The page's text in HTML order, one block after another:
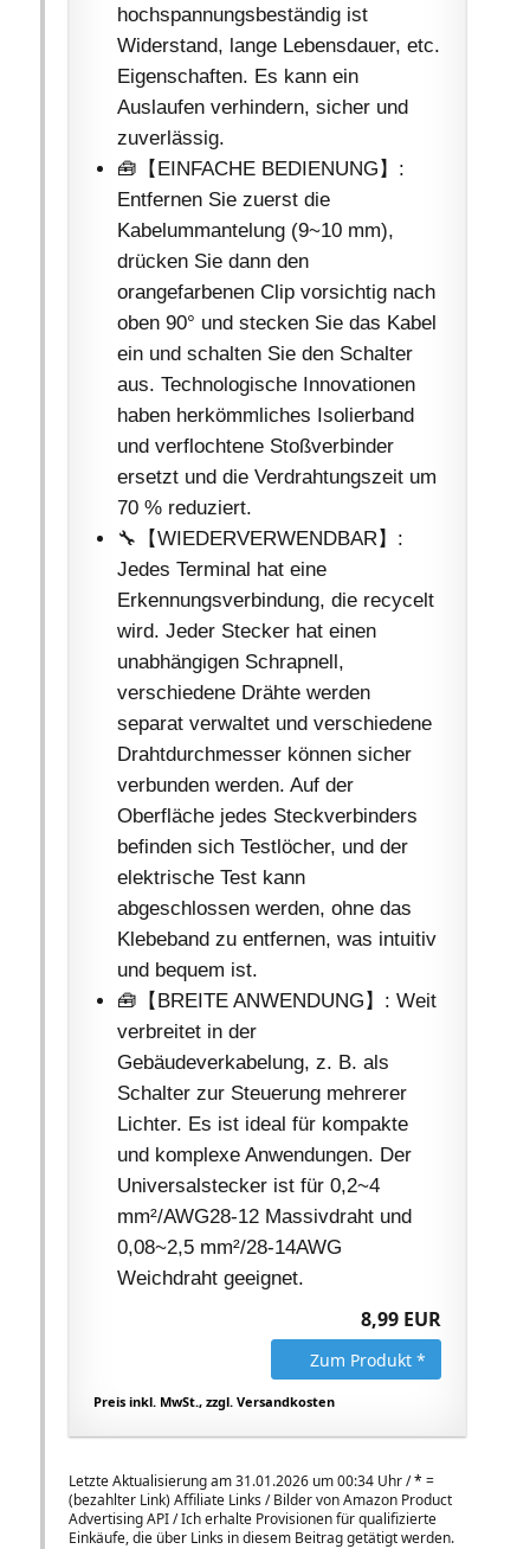
hochspannungsbeständig ist
Widerstand, lange Lebensdauer, etc.
Eigenschaften. Es kann ein
Auslaufen verhindern, sicher und
zuverlässig.
🧰【EINFACHE BEDIENUNG】:
Entfernen Sie zuerst die
Kabelummantelung (9~10 mm),
drücken Sie dann den
orangefarbenen Clip vorsichtig nach
oben 90° und stecken Sie das Kabel
ein und schalten Sie den Schalter
aus. Technologische Innovationen
haben herkömmliches Isolierband
und verflochtene Stoßverbinder
ersetzt und die Verdrahtungszeit um
70 % reduziert.
🔧【WIEDERVERWENDBAR】:
Jedes Terminal hat eine
Erkennungsverbindung, die recycelt
wird. Jeder Stecker hat einen
unabhängigen Schrapnell,
verschiedene Drähte werden
separat verwaltet und verschiedene
Drahtdurchmesser können sicher
verbunden werden. Auf der
Oberfläche jedes Steckverbinders
befinden sich Testlöcher, und der
elektrische Test kann
abgeschlossen werden, ohne das
Klebeband zu entfernen, was intuitiv
und bequem ist.
🧰【BREITE ANWENDUNG】: Weit
verbreitet in der
Gebäudeverkabelung, z. B. als
Schalter zur Steuerung mehrerer
Lichter. Es ist ideal für kompakte
und komplexe Anwendungen. Der
Universalstecker ist für 0,2~4
mm²/AWG28-12 Massivdraht und
0,08~2,5 mm²/28-14AWG
Weichdraht geeignet.
8,99 EUR
Zum Produkt *
Preis inkl. MwSt., zzgl. Versandkosten
Letzte Aktualisierung am 31.01.2026 um 00:34 Uhr /* =
(bezahlter Link) Affiliate Links / Bilder von Amazon Product
Advertising API / Ich erhalte Provisionen für qualifizierte
Einkäufe, die über Links in diesem Beitrag getätigt werden.